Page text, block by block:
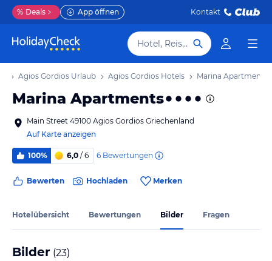
% Deals App öffnen Kontakt
Hotel, Reiseziel
Agios Gordios Urlaub Agios Gordios Hotels Marina Apartments
Marina Apartments
Main Street 49100 Agios Gordios Griechenland
Auf Karte anzeigen
100% 6,0 / 6 6 Bewertungen
Bewerten Hochladen Merken
Hotelübersicht Bewertungen Bilder Fragen
Bilder (23)